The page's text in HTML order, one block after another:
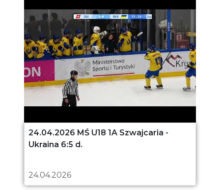
24.04.2026 MŚ U18 1A Szwajcaria -
Ukraina 6:5 d.
24.04.2026